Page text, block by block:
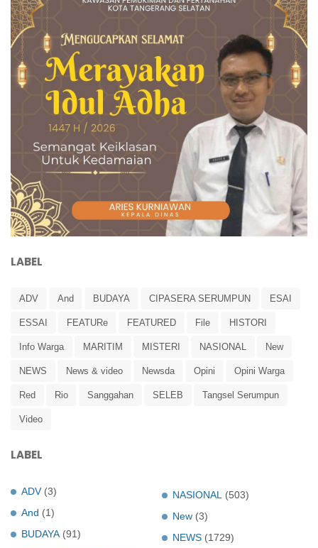
LABEL
ADV And BUDAYA CIPASERA SERUMPUN ESAI
ESSAI FEATURe FEATURED File HISTORI
Info Warga MARITIM MISTERI NASIONAL New
NEWS News & video Newsda Opini Opini Warga
Red Rio Sanggahan SELEB Tangsel Serumpun
Video
LABEL
ADV (3)
And (1)
BUDAYA (91)
NASIONAL
(503)
New (3)
NEWS (1729)